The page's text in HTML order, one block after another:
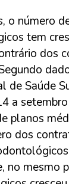
o número
tem
dos
de Saúde
a
planos
dos
no mesmo